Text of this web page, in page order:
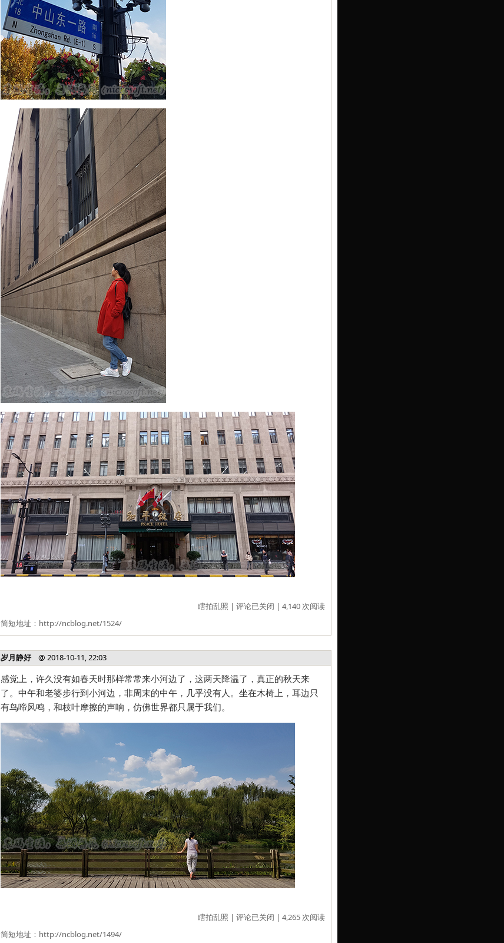
瞎拍乱照 | 评论已关闭 | 4,140 次阅读
简短地址： http://ncblog.net/1524/
岁月静好@ 2018-10-11, 22:03
感觉上，许久没有如春天时那样常常来小河边了，这两天降温了，真正的秋天来
了。中午和老婆步行到小河边，非周末的中午，几乎没有人。坐在木椅上，耳边只
有鸟啼风鸣，和枝叶摩擦的声响，仿佛世界都只属于我们。
瞎拍乱照 | 评论已关闭 | 4,265 次阅读
简短地址： http://ncblog.net/1494/